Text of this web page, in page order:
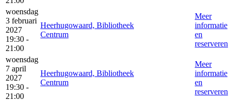
woensdag
3 februari
2027
19:30 -
21:00
Heerhugowaard, Bibliotheek
Centrum
Meer
informatie
en
reserveren
woensdag
7 april
2027
19:30 -
21:00
Heerhugowaard, Bibliotheek
Centrum
Meer
informatie
en
reserveren